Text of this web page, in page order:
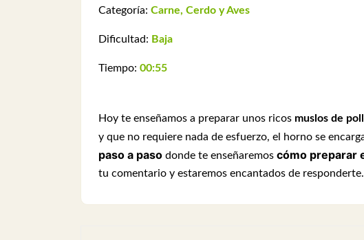
Categoría: Carne, Cerdo y Aves
Dificultad: Baja
Tiempo: 00:55
Hoy te enseñamos a preparar unos ricos muslos de
y que no requiere nada de esfuerzo, el horno se
paso a paso donde te enseñaremos cómo preparar
tu comentario y estaremos encantados de responderte.